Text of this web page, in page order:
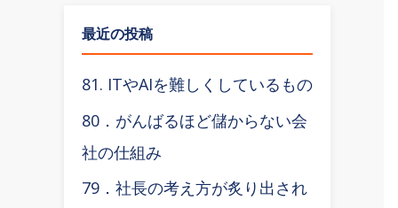
最近の投稿
81. ITやAIを難しくしているもの
80．がんばるほど儲からない会
社の仕組み
79．社長の考え方が炙り出され